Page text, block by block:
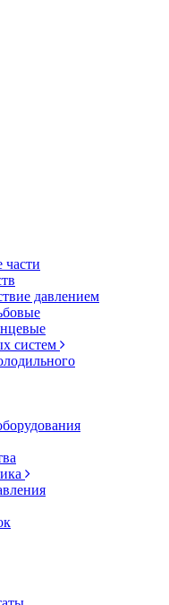
части
давлением
систем